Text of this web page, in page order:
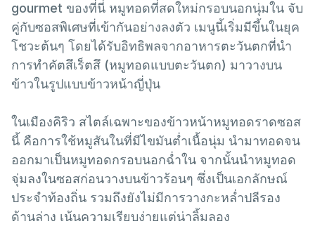
gourmet ของที่นี่ หมูทอดที่สดใหม่กรอบนอกนุ่มใน จับ
คู่กับซอสพิเศษที่เข้ากันอย่างลงตัว เมนูนี้เริ่มมีขึ้นในยุค
โชวะต้นๆ โดยได้รับอิทธิพลจากอาหารตะวันตกที่นำ
การทำคัตสึเร็ตสึ (หมูทอดแบบตะวันตก) มาวางบน
ข้าวในรูปแบบข้าวหน้าญี่ปุ่น
ในเมืองคิริว สไตล์เฉพาะของข้าวหน้าหมูทอดราดซอส
นี้ คือการใช้หมูสันในที่มีไขมันต่ำเนื้อนุ่ม นำมาทอดจน
ออกมาเป็นหมูทอดกรอบนอกฉ่ำใน จากนั้นนำหมูทอด
จุ่มลงในซอสก่อนวางบนข้าวร้อนๆ ซึ่งเป็นเอกลักษณ์
ประจำท้องถิ่น รวมถึงยังไม่มีการวางกะหล่ำปลีรอง
ด้านล่าง เน้นความเรียบง่ายแต่น่าลิ้มลอง